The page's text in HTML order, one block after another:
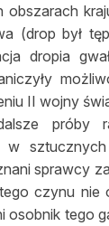
(drop był
dropia
II wojny
próby
sprawcy
czynu
tego